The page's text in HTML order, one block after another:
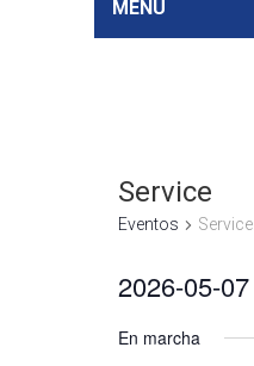
MENU
Service
Eventos Service
2026-05-07
En marcha